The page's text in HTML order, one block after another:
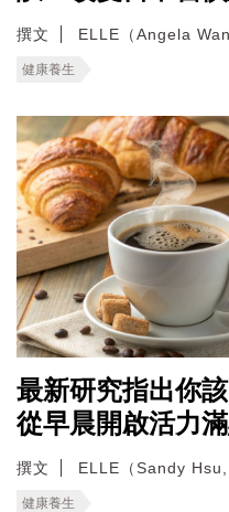
撰文 ELLE（Angela
健康養生
最新研究指出你
從早晨開啟活力
撰文 ELLE（Sandy
健康養生